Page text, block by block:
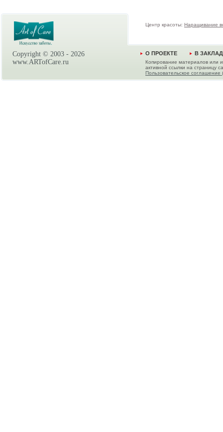
Copyright © 2003 - 2026
www.ARTofCare.ru
Центр красоты: Наращивание
О ПРОЕКТЕ В
Копирование материалов или
активной ссылки на страницу
Пользовательское